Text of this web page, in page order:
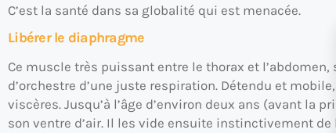
C’est la santé dans sa globalité qui est menacée.
Libérer le diaphragme
Ce muscle très puissant entre le thorax et
d’orchestre d’une juste respiration. Détendu et
viscères. Jusqu’à l’âge d’environ deux ans (avant
son ventre d’air. Il les vide ensuite instinctivement